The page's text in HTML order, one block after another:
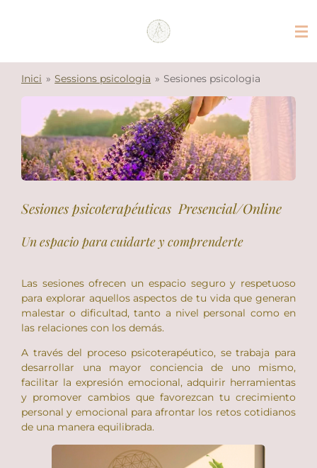
Inici » Sessions psicologia » Sesiones psicologia
Sesiones psicoterapéuticas Presencial/Online
Un espacio para cuidarte y comprenderte
Las sesiones ofrecen un espacio seguro y respetuoso
para explorar aquellos aspectos de tu vida que generan
malestar o dificultad, tanto a nivel personal como en
las relaciones con los demás.
A través del proceso psicoterapéutico, se trabaja para
desarrollar una mayor conciencia de uno mismo,
facilitar la expresión emocional, adquirir herramientas
y promover cambios que favorezcan tu crecimiento
personal y emocional para afrontar los retos cotidianos
de una manera equilibrada.